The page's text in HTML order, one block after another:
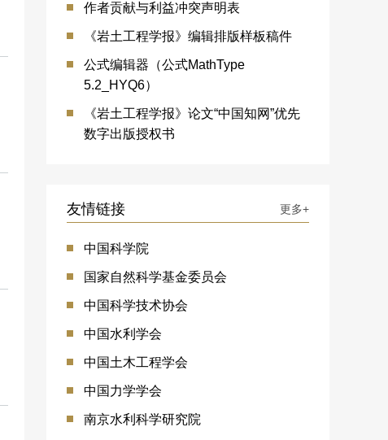
作者贡献与利益冲突声明表
《岩土工程学报》编辑排版样板稿件
公式编辑器（公式MathType
5.2_HYQ6）
《岩土工程学报》论文“中国知网”优先
数字出版授权书
友情链接 更多+
中国科学院
国家自然科学基金委员会
中国科学技术协会
中国水利学会
中国土木工程学会
中国力学学会
南京水利科学研究院